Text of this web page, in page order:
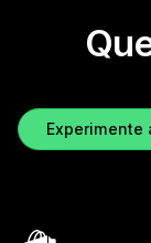
Experimente